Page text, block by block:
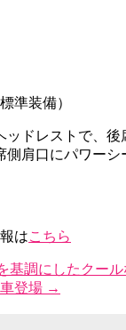
準装備）
ッドレストで、
側肩口にパワー
はこちら
基調にしたクー
登場 →